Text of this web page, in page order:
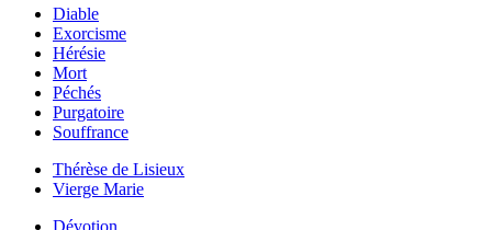
Diable
Exorcisme
Hérésie
Mort
Péchés
Purgatoire
Souffrance
Thérèse de Lisieux
Vierge Marie
Dévotion